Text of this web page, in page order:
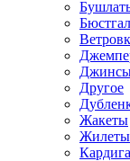
Другое
Жакеты
Жилеты